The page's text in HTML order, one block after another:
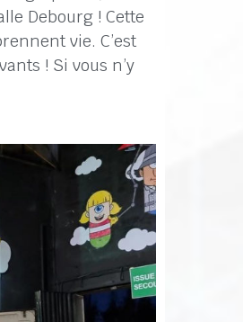
Debourg ! Cette
vie. C’est
! Si vous n’y